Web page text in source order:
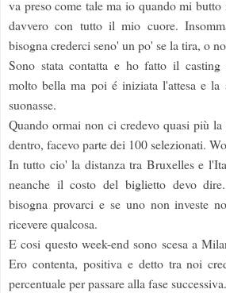
va preso come tale ma io quando mi
davvero con tutto il mio cuore.
bisogna crederci seno' un po' se la tira, o
Sono stata contatta e ho fatto il casting
molto bella ma poi é iniziata l'attesa e la
suonasse.
Quando ormai non ci credevo quasi più
dentro, facevo parte dei 100 selezionati.
In tutto cio' la distanza tra Bruxelles e
neanche il costo del biglietto devo
bisogna provarci e se uno non investe
ricevere qualcosa.
E cosi questo week-end sono scesa a
Ero contenta, positiva e detto tra noi
percentuale per passare alla fase successiva.